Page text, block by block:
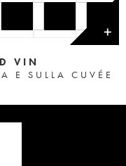
✕
VIN
E SULLA CUVÉE